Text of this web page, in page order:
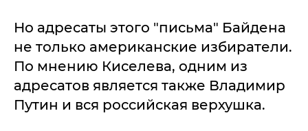
Но адресаты этого "письма" Байдена
не только американские избиратели.
По мнению Киселева, одним из
адресатов является также Владимир
Путин и вся российская верхушка.